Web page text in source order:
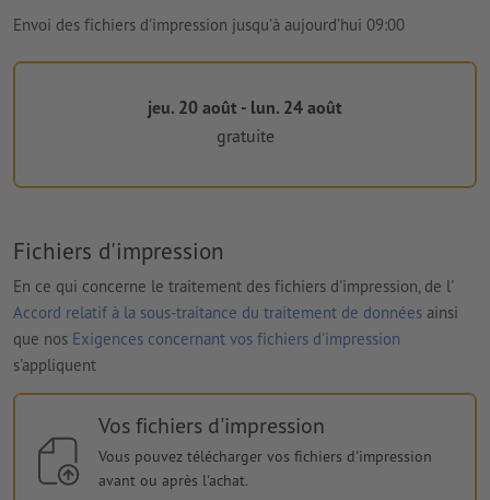
Envoi des fichiers d'impression jusqu'à aujourd’hui 09:00
jeu. 20 août - lun. 24 août
gratuite
Fichiers d'impression
En ce qui concerne le traitement des fichiers d'impression, de l'
Accord relatif à la sous-traitance du traitement de données ainsi
que nos Exigences concernant vos fichiers d'impression
s'appliquent
Vos fichiers d'impression
Vous pouvez télécharger vos fichiers d'impression
avant ou après l'achat.